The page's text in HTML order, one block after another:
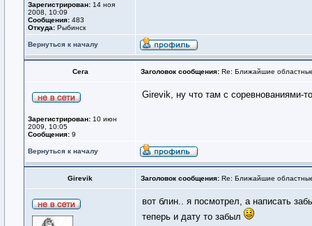
Зарегистрирован: 14 ноя
2008, 10:09
Сообщения: 483
Откуда: Рыбинск
Вернуться к началу
Сега Заголовок сообщения: Re: Ближайшие
Зарегистрирован: 10 июн
2009, 10:05
Сообщения: 9
Girevik, ну что там с соревнованиями-
Вернуться к началу
Girevik Заголовок сообщения: Re: Ближайшие
вот блин.. я посмотрел, а написать
теперь и дату то забыл